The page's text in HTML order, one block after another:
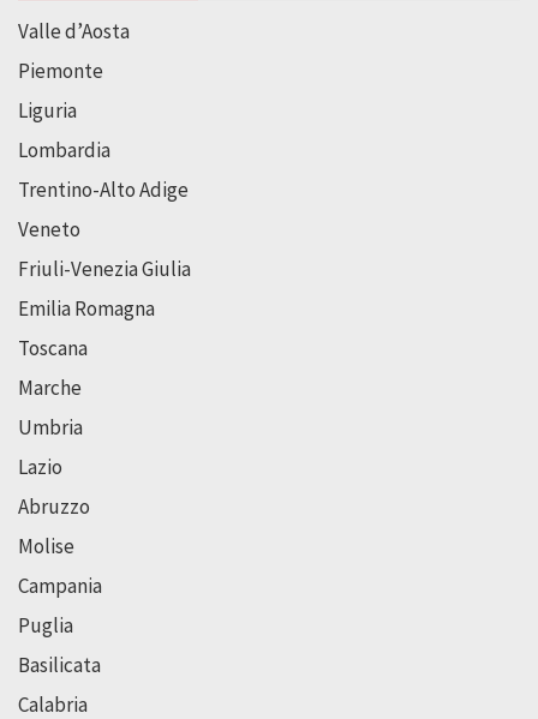
Valle d’Aosta
Piemonte
Liguria
Lombardia
Trentino-Alto Adige
Veneto
Friuli-Venezia Giulia
Emilia Romagna
Toscana
Marche
Umbria
Lazio
Abruzzo
Molise
Campania
Puglia
Basilicata
Calabria